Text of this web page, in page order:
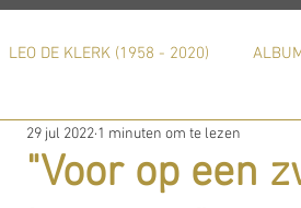
LEO DE KLERK (1958 - 2020)
Kraayenhof PREVIEW In de
"Voor op een
29 jul 2022 1 minuten om te lezen